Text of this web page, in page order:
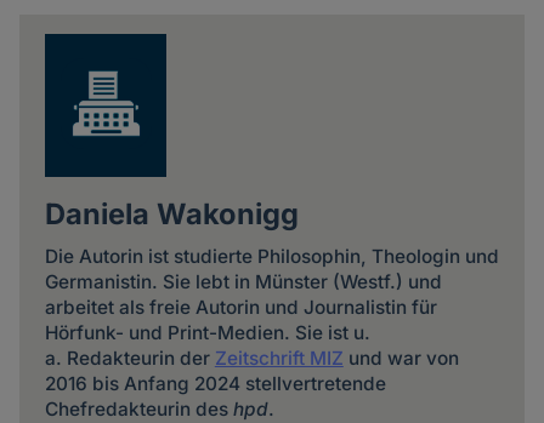
Daniela Wakonigg
Die Autorin ist studierte Philosophin, Theologin und
Germanistin. Sie lebt in Münster (Westf.) und
arbeitet als freie Autorin und Journalistin für
Hörfunk- und Print-Medien. Sie ist u.
a. Redakteurin der Zeitschrift MIZ und war von
2016 bis Anfang 2024 stellvertretende
Chefredakteurin des hpd.